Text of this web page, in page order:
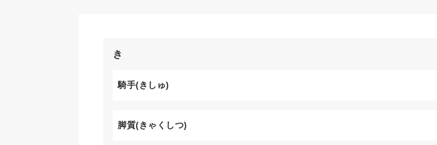
き
騎手(きしゅ)
脚質(きゃくしつ)